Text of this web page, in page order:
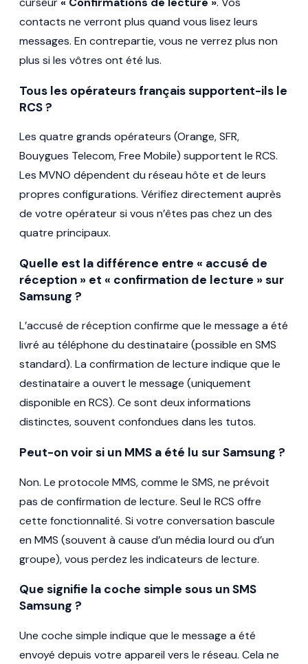
contacts ne verront plus quand vous lisez leurs
messages. En contrepartie, vous ne verrez plus non
plus si les vôtres ont été lus.
Tous les opérateurs français supportent-ils le
RCS ?
Les quatre grands opérateurs (Orange, SFR,
Bouygues Telecom, Free Mobile) supportent le RCS.
Les MVNO dépendent du réseau hôte et de leurs
propres configurations. Vérifiez directement auprès
de votre opérateur si vous n’êtes pas chez un des
quatre principaux.
Quelle est la différence entre « accusé de
réception » et « confirmation de lecture » sur
Samsung ?
L’accusé de réception confirme que le message a été
livré au téléphone du destinataire (possible en SMS
standard). La confirmation de lecture indique que le
destinataire a ouvert le message (uniquement
disponible en RCS). Ce sont deux informations
distinctes, souvent confondues dans les tutos.
Peut-on voir si un MMS a été lu sur Samsung ?
Non. Le protocole MMS, comme le SMS, ne prévoit
pas de confirmation de lecture. Seul le RCS offre
cette fonctionnalité. Si votre conversation bascule
en MMS (souvent à cause d’un média lourd ou d’un
groupe), vous perdez les indicateurs de lecture.
Que signifie la coche simple sous un SMS
Samsung ?
Une coche simple indique que le message a été
envoyé depuis votre appareil vers le réseau. Cela ne